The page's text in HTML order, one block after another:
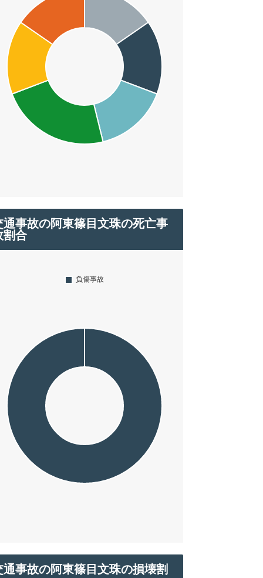
通事故の阿東篠目文珠の死亡事
割合
通事故の阿東篠目文珠の損壊割